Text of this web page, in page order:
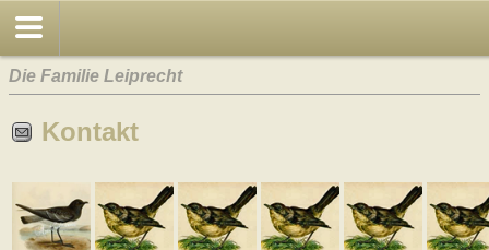
Die Familie Leiprecht
Kontakt